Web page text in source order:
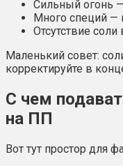
Сильный огонь —
Много специй —
Отсутствие
Маленький совет:
корректируйте в
С чем
на ПП
Вот тут простор для